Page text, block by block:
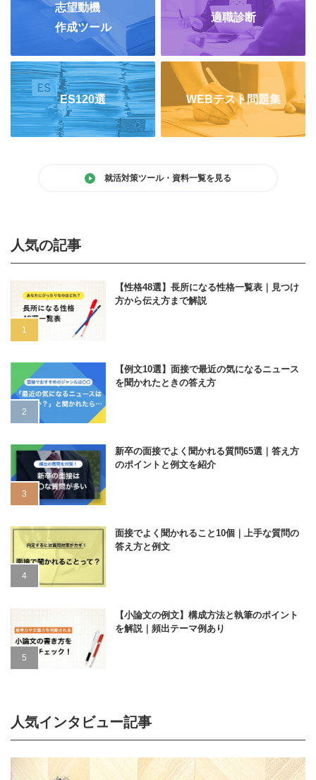
志望動機
作成ツール
適職診断
ES120選 WEBテスト問題集
就活対策ツール・資料一覧を見る
人気の記事
【性格48選】長所になる性格一覧表｜見つけ
方から伝え方まで解説
【例文10選】面接で最近の気になるニュース
を聞かれたときの答え方
新卒の面接でよく聞かれる質問65選｜答え方
のポイントと例文を紹介
面接でよく聞かれること10個｜上手な質問の
答え方と例文
【小論文の例文】構成方法と執筆のポイント
を解説｜頻出テーマ例あり
人気インタビュー記事